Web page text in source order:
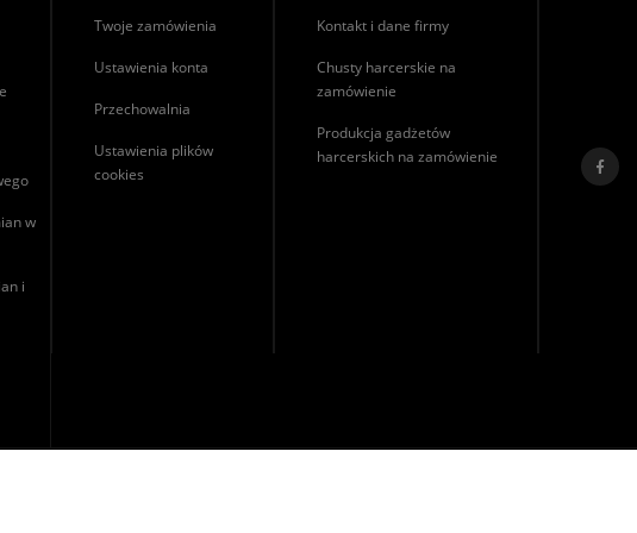
w
i
Twoje zamówienia
Ustawienia konta
Przechowalnia
Ustawienia plików
cookies
Kontakt i dane firmy
Chusty harcerskie na
zamówienie
Produkcja gadżetów
harcerskich na zamówienie